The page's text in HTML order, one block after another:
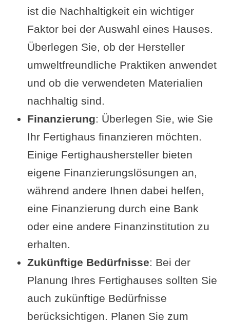
ist die Nachhaltigkeit ein wichtiger
Faktor bei der Auswahl eines Hauses.
Überlegen Sie, ob der Hersteller
umweltfreundliche Praktiken anwendet
und ob die verwendeten Materialien
nachhaltig sind.
Finanzierung: Überlegen Sie, wie Sie
Ihr Fertighaus finanzieren möchten.
Einige Fertighaushersteller bieten
eigene Finanzierungslösungen an,
während andere Ihnen dabei helfen,
eine Finanzierung durch eine Bank
oder eine andere Finanzinstitution zu
erhalten.
Zukünftige Bedürfnisse: Bei der
Planung Ihres Fertighauses sollten Sie
auch zukünftige Bedürfnisse
berücksichtigen. Planen Sie zum